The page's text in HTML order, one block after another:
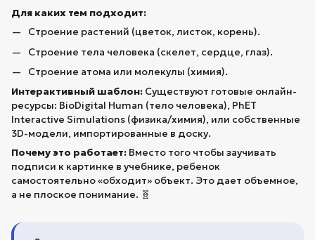
Для каких тем подходит:
Строение растений (цветок, листок, корень).
Строение тела человека (скелет, сердце, глаз).
Строение атома или молекулы (химия).
Интерактивный шаблон: Существуют готовые онлайн-
ресурсы: BioDigital Human (тело человека), PhET
Interactive Simulations (физика/химия), или собственные
3D-модели, импортированные в доску.
Почему это работает: Вместо того чтобы заучивать
подписи к картинке в учебнике, ребенок
самостоятельно «обходит» объект. Это дает объемное,
а не плоское понимание. 🧬